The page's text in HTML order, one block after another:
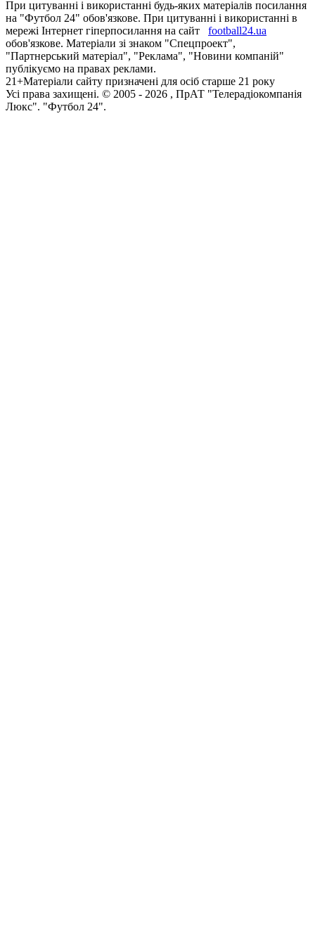
При цитуванні і використанні будь-яких матеріалів посилання
на "Футбол 24" обов'язкове. При цитуванні і використанні в
мережі Інтернет гіперпосилання на сайт
football24.ua
обов'язкове. Матеріали зі знаком "Спецпроект",
"Партнерський матеріал", "Реклама", "Новини компаній"
публікуємо на правах реклами.
21+Матеріали сайту призначені для осіб старше 21 року
Усi права захищенi. © 2005 - 2026 , ПрАТ "Телерадіокомпанія
Люкс". "Футбол 24".